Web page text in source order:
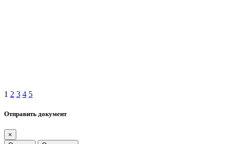
1 2 3 4 5
Отправить документ
×